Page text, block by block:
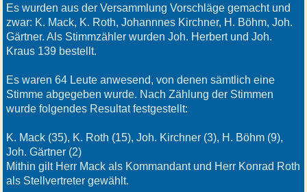
Es wurden aus der Versammlung Vorschläge gemacht und
zwar: K. Mack, K. Roth, Johannnes Kirchner, H. Böhm, Joh.
Gärtner. Als Stimmzähler wurden Joh. Herbert und Joh.
Kraus 139 bestellt.
Es waren 64 Leute anwesend, von denen sämtlich eine
Stimme abgegeben wurde. Nach Zählung der Stimmen
wurde folgendes Resultat festgestellt:
K. Mack (35), K. Roth (15), Joh. Kirchner (3), H. Böhm (9),
Joh. Gärtner (2)
Mithin gilt Herr Mack als Kommandant und Herr Konrad Roth
als Stellvertreter gewählt.